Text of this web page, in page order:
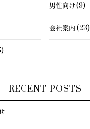
男性向け (9)
会社案内 (23)
RECENT POSTS